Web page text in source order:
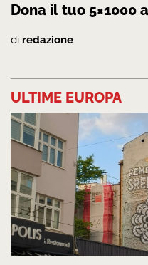
Dona il tuo 5×1000
di redazione
ULTIME EUROPA